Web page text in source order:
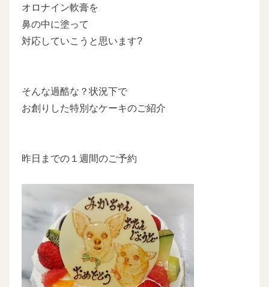
オロナイン軟膏を
鼻の中に塗って
対応していこうと思います?
そんな過酷な？状況下で
お創りした特別なケーキのご紹介
昨日までの１週間のご予約